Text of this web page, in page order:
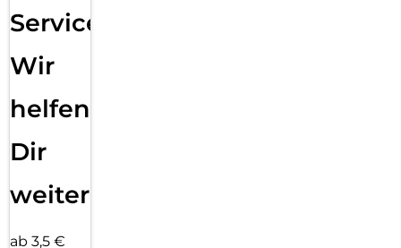
Service:
Wir
helfen
Dir
weiter
ab 3,5 €